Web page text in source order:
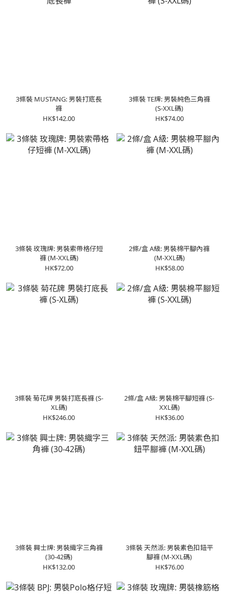
3條裝 MUSTANG: 男裝打底長
褲
HK$142.00
3條裝 TE牌: 男裝純色三角褲
(S-XXL碼)
HK$74.00
3條裝 玫瑰牌: 男裝索帶格仔短
褲 (M-XXL碼)
HK$72.00
2條/盒 A級: 男裝棉平腳內褲
(M-XXL碼)
HK$58.00
3條裝 菊花牌 男裝打底長褲 (S-
XL碼)
HK$246.00
2條/盒 A級: 男裝棉平腳短褲 (S-
XXL碼)
HK$36.00
3條裝 興士牌: 男裝織字三角褲
(30-42碼)
HK$132.00
3條裝 天然派: 男裝素色扣鈕平
腳褲 (M-XXL碼)
HK$76.00